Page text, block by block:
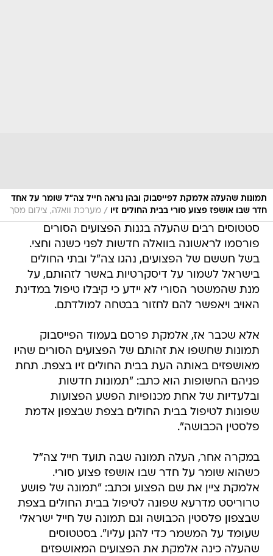
תמונות שהעלה אלמקת לפייסבוק ובהן נראה חייל צה"ל שומר על אחד
חדר שבו אושפז פצוע סורי בבית החולים זיו
/ מערכת וואלה, צילום מסך
סטטוסים רבים שהעלה בגנות הפצועים הסורים
פורסמו לראשונה בוואלה חדשות לפני כשנה וחצי.
בשל חששם של הפצועים, נהגו צה"ל ובתי החולים
בישראל לשמור על דיסקרטיות באשר לזהותם, על
מנת שהמשטר הסורי לא יידע כי קיבלו טיפול במדינת
האויב ויאפשר להם לחזור בבטחה למולדתם.
אלא שכבר אז, אלמקת פרסם בעמוד הפייסבוק
תמונות שחשפו את זהותם של הפצועים הסורים שהיו
מאושפזים באותה העת בבית החולים זיו בצפת. תחת
פניהם החשופות הוא כתב: "תמונות חדשות
ובלעדיות של אחת מכנופיות הפשע הפצועות
שפונות לטיפול בבית החולים בצפת שבצפון אדמת
פלסטין הכבושה".
במקרה אחר, העלה תמונה שבה תועד חייל צה"ל
כשהוא שומר על חדר שבו אושפז פצוע סורי.
אלמקת ציין את שם הפצוע וכתב: "תמונה של פושע
טרוריסט מדרעא שפונה לטיפול בבית החולים בצפת
שבצפון פלסטין הכבושה וגם תמונה של חייל ישראלי
שעומד על המשמר כדי להגן עליו". בסטטוסים
שהעלה כינה אלמקת את הפצועים המאושפזים